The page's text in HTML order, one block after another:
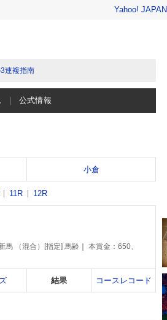
Yahoo! JAPAN
連複指南
公式情報
小倉
11R 12R
馬 （混合）[指定] 馬齢
本賞金：650、
結果 コースレコード